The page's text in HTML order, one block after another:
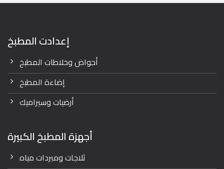
إعدادت المطبخ
أحواض وخلاطات المطبخ
إضاءة المطبخ
أرضيات وسيراميك
أجهزة المطبخ الكبيرة
ثلاجات ومبردات مياه